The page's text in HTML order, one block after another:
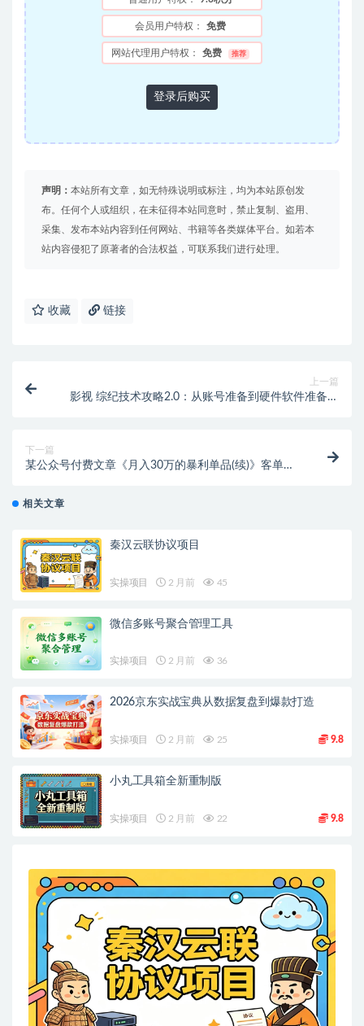
会员用户特权： 免费
网站代理用户特权： 免费 推荐
登录后购买
声明： 本站所有文章，如无特殊说明或标注，均为本站原创发
布。任何个人或组织，在未征得本站同意时，禁止复制、盗用、
采集、发布本站内容到任何网站、书籍等各类媒体平台。如若本
站内容侵犯了原著者的合法权益，可联系我们进行处理。
收藏 链接
上一篇
影视 综纪技术攻略2.0：从账号准备到硬件软件准备到
下一篇
某公众号付费文章《月入30万的暴利单品(续)》客单价
相关文章
秦汉云联协议项目
实操项目 2 月前 45
微信多账号聚合管理工具
实操项目 2 月前 36
2026京东实战宝典从数据复盘到爆款打造
实操项目 2 月前 25 9.8
小丸工具箱全新重制版
实操项目 2 月前 22 9.8